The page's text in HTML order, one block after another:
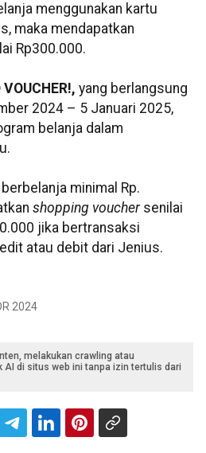
menggunakan kartu
maka mendapatkan
Rp300.000.
VOUCHER!, yang berlangsung
2024 – 5 Januari 2025,
belanja dalam
minimal Rp.
shopping voucher senilai
jika bertransaksi
atau debit dari Jenius.
2024
melakukan crawling atau
di situs web ini tanpa izin tertulis dari